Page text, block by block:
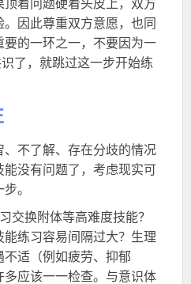
因此尊重双方意愿，也同
的一环之一，不要因为一
了，就跳过这一步开始练
不了解、存在分歧的情况
没有问题了，考虑现实可
。
交换附体等高难度技能？
练习容易间隔过大？生理
适（例如疲劳、抑郁
应该一一检查。与意识体